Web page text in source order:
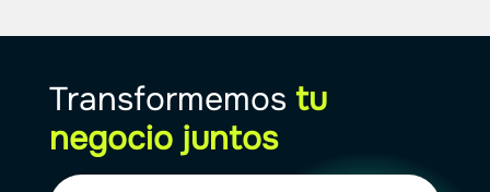
Transformemos tu
negocio juntos